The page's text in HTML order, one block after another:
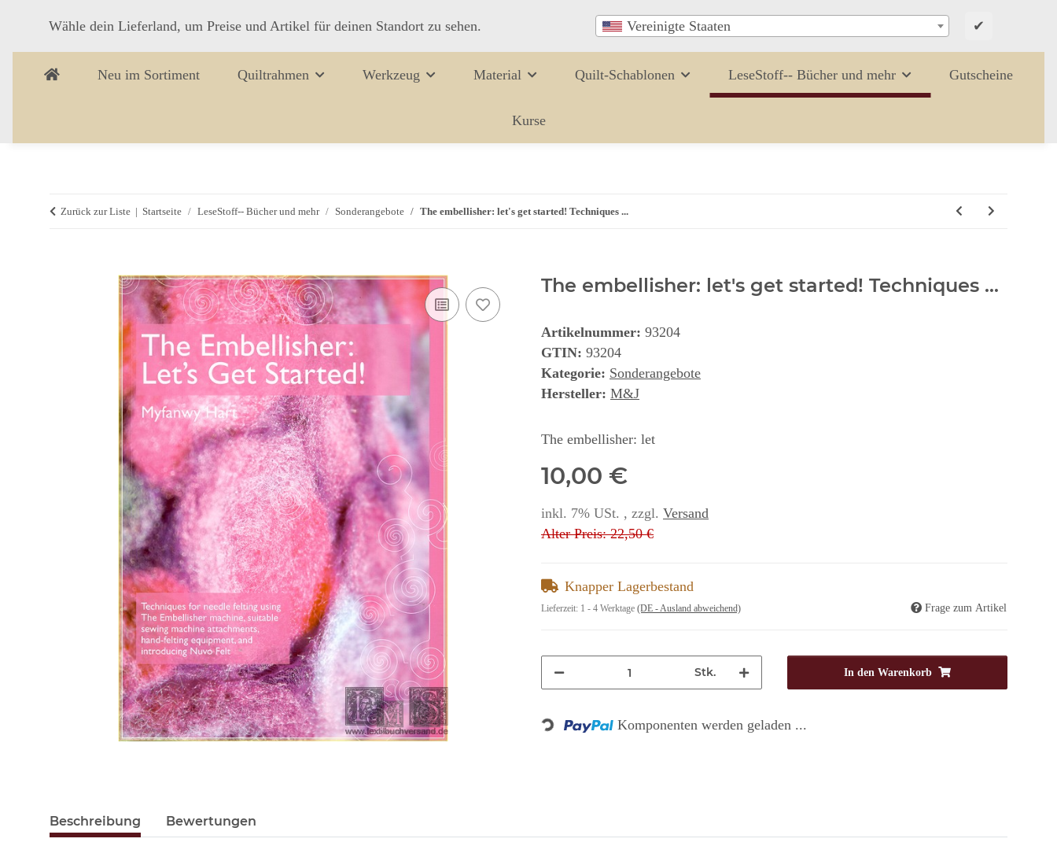
Wähle dein Lieferland, um Preise und Artikel für deinen Standort zu sehen. Vereinigte Staaten ✔
Neu im Sortiment Quiltrahmen Werkzeug Material Quilt-Schablonen LeseStoff-- Bücher und mehr Gutscheine
Kurse
Zurück zur Liste Startseite LeseStoff-- Bücher und mehr Sonderangebote The embellisher: let's get started! Techniques ...
The embellisher: let's get started! Techniques ...
Artikelnummer: 93204
GTIN: 93204
Kategorie: Sonderangebote
Hersteller: M&J
The embellisher: let
10,00 €
inkl. 7% USt. , zzgl. Versand
Alter Preis: 22,50 €
Knapper Lagerbestand
Lieferzeit: 1 - 4 Werktage (DE - Ausland abweichend) Frage zum Artikel
Stk. In den Warenkorb
Loading... Komponenten werden geladen ...
Beschreibung Bewertungen